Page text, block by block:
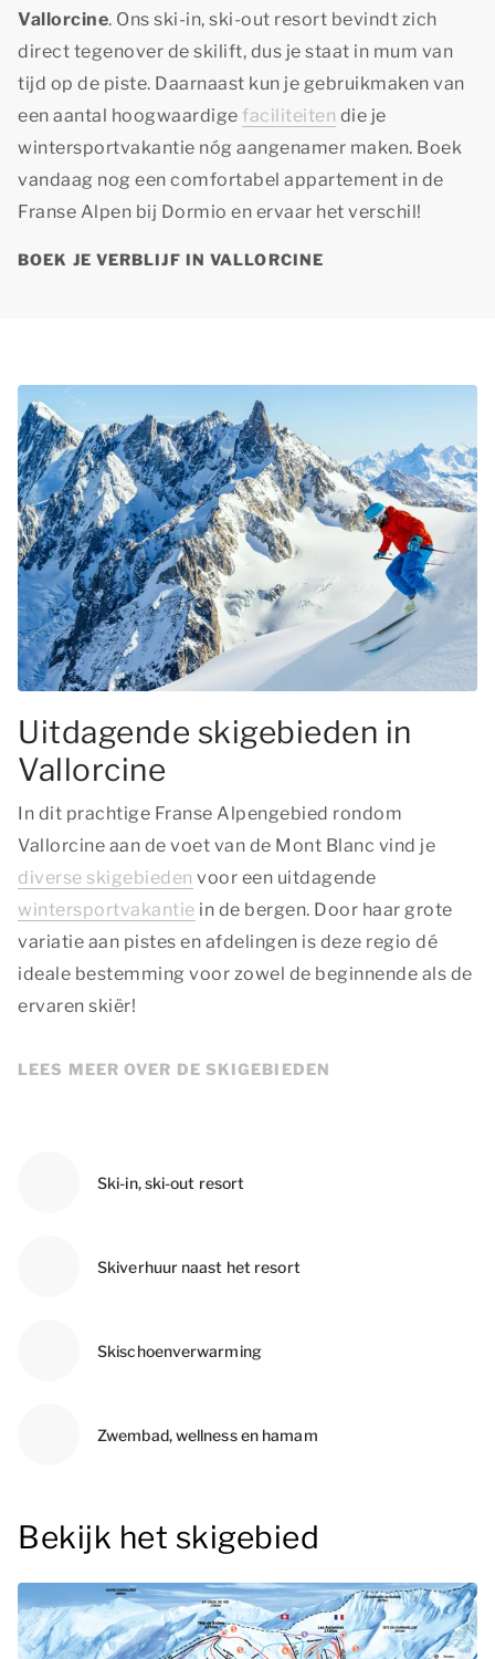
Vallorcine. Ons ski-in, ski-out resort bevindt zich
direct tegenover de skilift, dus je staat in mum van
tijd op de piste. Daarnaast kun je gebruikmaken van
een aantal hoogwaardige faciliteiten die je
wintersportvakantie nóg aangenamer maken. Boek
vandaag nog een comfortabel appartement in de
Franse Alpen bij Dormio en ervaar het verschil!
BOEK JE VERBLIJF IN VALLORCINE
Uitdagende skigebieden in
Vallorcine
In dit prachtige Franse Alpengebied rondom
Vallorcine aan de voet van de Mont Blanc vind je
diverse skigebieden voor een uitdagende
wintersportvakantie in de bergen. Door haar grote
variatie aan pistes en afdelingen is deze regio dé
ideale bestemming voor zowel de beginnende als de
ervaren skiër!
LEES MEER OVER DE SKIGEBIEDEN
Ski-in, ski-out resort
Skiverhuur naast het resort
Skischoenverwarming
Zwembad, wellness en hamam
Bekijk het skigebied